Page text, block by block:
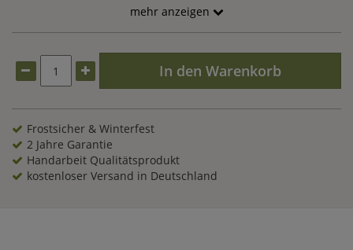
ursprüngliche Design dieser wider. Alle Windspiele von
Woodstock werden handverarbeitet und sind
in unsere Klangbeispiele hinein und lassen sich verzaubern.
mehr anzeigen
In den Warenkorb
Frostsicher & Winterfest
2 Jahre Garantie
Handarbeit Qualitätsprodukt
kostenloser Versand in Deutschland